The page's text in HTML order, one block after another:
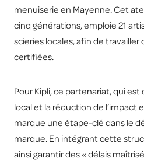
menuiserie en Mayenne. Cet
cinq générations, emploie 21
scieries locales, afin de travailler
certifiées.
Pour Kipli, ce partenariat, qui est
local et la réduction de l’impact
marque une étape-clé dans le
marque. En intégrant cette
ainsi garantir des « délais